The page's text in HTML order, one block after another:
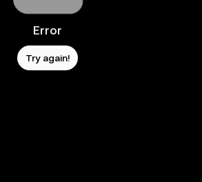
Error
Try again!